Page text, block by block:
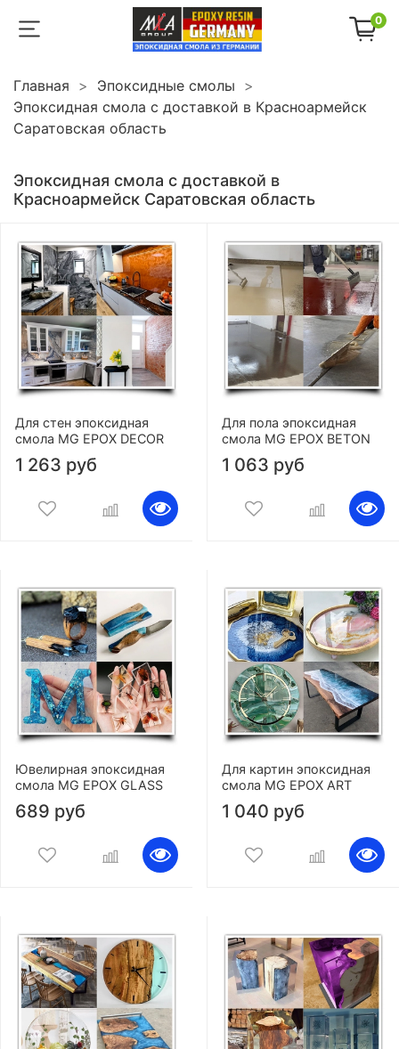
0
Главная
Эпоксидные смолы
Эпоксидная смола с доставкой в Красноармейск
Саратовская область
Эпоксидная смола с доставкой в
Красноармейск Саратовская область
Для стен эпоксидная
смола MG EPOX DECOR
1 263 руб
Для пола эпоксидная
смола MG EPOX BETON
1 063 руб
Ювелирная эпоксидная
смола MG EPOX GLASS
689 руб
Для картин эпоксидная
смола MG EPOX ART
1 040 руб